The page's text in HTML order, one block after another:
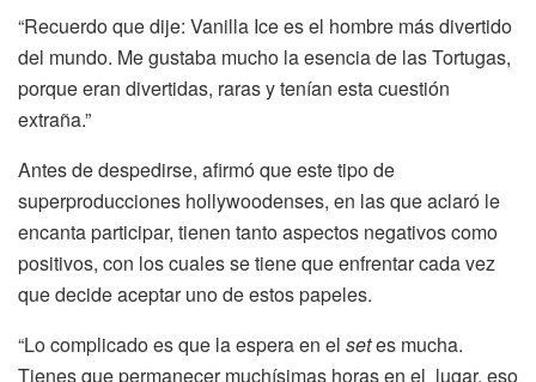
“Recuerdo que dije: Vanilla Ice es el hombre más divertido
del mundo. Me gustaba mucho la esencia de las Tortugas,
porque eran divertidas, raras y tenían esta cuestión
extraña.”
Antes de despedirse, afirmó que este tipo de
superproducciones hollywoodenses, en las que aclaró le
encanta participar, tienen tanto aspectos negativos como
positivos, con los cuales se tiene que enfrentar cada vez
que decide aceptar uno de estos papeles.
“Lo complicado es que la espera en el setes mucha.
Tienes que permanecer muchísimas horas en el lugar, eso